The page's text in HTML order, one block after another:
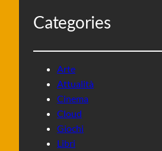
Categories
Arte
Attualità
Cinema
Cloud
Giochi
Libri